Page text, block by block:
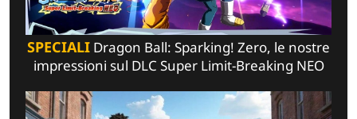
SPECIALI Dragon Ball: Sparking! Zero, le nostre
impressioni sul DLC Super Limit-Breaking NEO